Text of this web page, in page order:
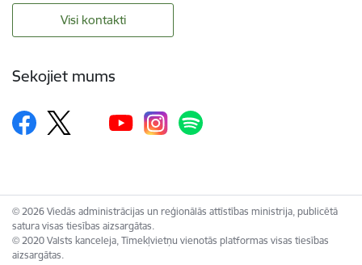
Visi kontakti
Sekojiet mums
© 2026 Viedās administrācijas un reģionālās attīstības ministrija, publicētā
satura visas tiesības aizsargātas.
© 2020 Valsts kanceleja, Tīmekļvietņu vienotās platformas visas tiesības
aizsargātas.